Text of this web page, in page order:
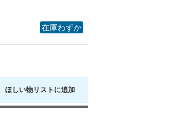
在庫わずか
ほしい物リストに追加